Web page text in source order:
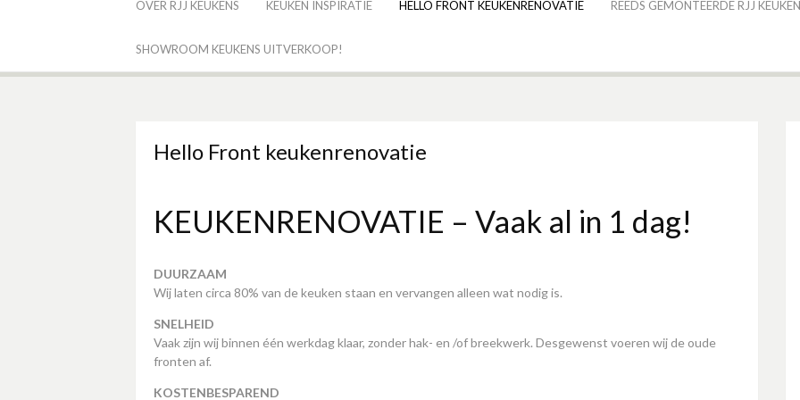
OVER RJJ KEUKENS KEUKEN INSPIRATIE HELLO FRONT KEUKENRENOVATIE REEDS GEMONTEERDE RJJ
SHOWROOM KEUKENS UITVERKOOP!
Hello Front keukenrenovatie
KEUKENRENOVATIE – Vaak al in 1 dag!
DUURZAAM
Wij laten circa 80% van de keuken staan en vervangen alleen wat nodig is.
SNELHEID
Vaak zijn wij binnen één werkdag klaar, zonder hak- en /of breekwerk. Desgewenst voeren wij de oude
fronten af.
KOSTENBESPAREND